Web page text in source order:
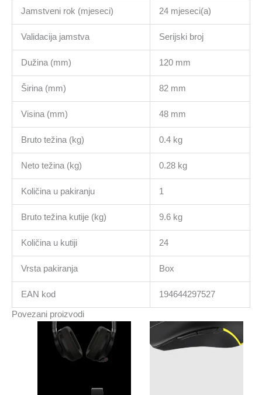
Jamstveni rok (mjeseci) 24 mjeseci(a)
Validacija jamstva Serijski broj
Dužina (mm) 120 mm
Širina (mm) 82 mm
Visina (mm) 48 mm
Bruto težina (kg) 0.4 kg
Neto težina (kg) 0.28 kg
Količina u pakiranju 1
Bruto težina kutije (kg) 9.6 kg
Količina u kutiji 24
Vrsta pakiranja Box
EAN kod 194644297527
Povezani proizvodi